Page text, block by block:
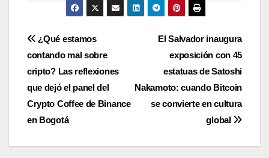
Navegación
de
entradas
El Salvador inaugura
exposición con 45
estatuas de Satoshi
Nakamoto: cuando Bitcoin
se convierte en cultura
global
¿Qué estamos
contando mal sobre
cripto? Las reflexiones
que dejó el panel del
Crypto Coffee de Binance
en Bogotá